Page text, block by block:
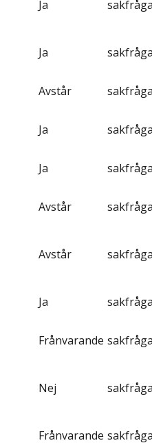
Ja
Ja
Avstår
Ja
Ja
Avstår
Avstår
Ja
Frånvarande
Nej
Frånvarande